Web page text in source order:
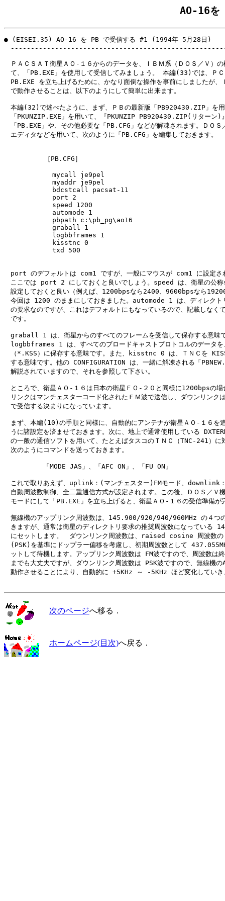
AO-16
● (EISEI.35) AO-16 を PB で受信する #1 (1994年 5月28日)
ＰＡＣＳＡＴ衛星ＡＯ-１６からのデータを、ＩＢＭ系（ＤＯＳ／Ｖ）の
て、「PB.EXE」を使用して受信してみましょう。 本編(33)では、ＰＣ
PB.EXE を立ち上げるために、かなり面倒な操作を事前にしましたが、
で動作させることは、以下のようにして簡単に出来ます。
本編(32)で述べたように、まず、ＰＢの最新版「PB920430.ZIP」を用
「PKUNZIP.EXE」を用いて、『PKUNZIP PB920430.ZIP(リターン)
「PB.EXE」や、その他必要な「PB.CFG」などが解凍されます。ＤＯＳ
エディタなどを用いて、次のように「PB.CFG」を編集しておきます。
          ［PB.CFG］
            mycall je9pel
            myaddr je9pel
            bdcstcall pacsat-11
            port 2
            speed 1200
            automode 1
            pbpath c:\pb_pg\ao16
            graball 1
            logbbframes 1
            kisstnc 0
            txd 500
port のデフォルトは com1 ですが、一般にマウスが com1 に設定さ
ここでは port 2 にしておくと良いでしょう。speed は、衛星の公称
設定しておくと良い（例えば、1200bpsなら2400、9600bpsなら
今回は 1200 のままにしておきました。automode 1 は、ディレクト
の要求なのですが、これはデフォルトにもなっているので、記載しなく
です。
graball 1 は、衛星からのすべてのフレームを受信して保存する意味
logbbframes 1 は、すべてのブロードキャストプロトコルのデータ
（*.KSS）に保存する意味です。また、kisstnc 0 は、ＴＮＣを
する意味です。他の CONFIGURATION は、一緒に解凍される「
解説されていますので、それを参照して下さい。
ところで、衛星ＡＯ-１６は日本の衛星ＦＯ-２０と同様に1200bpsの場
リンクはマンチェスターコード化されたＦＭ波で送信し、ダウンリンク
で受信する決まりになっています。
まず、本編(10)の手順と同様に、自動的にアンテナが衛星ＡＯ-１６を
うに諸設定を済ませておきます。次に、地上で通常使用している
の一般の通信ソフトを用いて、たとえばタスコのＴＮＣ（TNC-241）に
次のようにコマンドを送っておきます。
「MODE JAS」、「AFC ON」、「FU ON」
これで取りあえず、uplink：(マンチェスター)FMモード、downlink：
自動周波数制御、全二重通信方式が設定されます。この後、ＤＯＳ／Ｖ
モードにして「PB.EXE」を立ち上げると、衛星ＡＯ-１６の受信準備が
無線機のアップリンク周波数は、145.900/920/940/960MHz の４つ
きますが、通常は衛星のディレクトリ要求の推奨周波数になっている
にセットします。　ダウンリンク周波数は、raised cosine 周波数
(PSK)を基準にドップラー偏移を考慮し、初期周波数として
ットして待機します。アップリンク周波数は FM波ですので、周波数は
までも大丈夫ですが、ダウンリンク周波数は PSK波ですので、無線機の
動作させることにより、自動的に +5KHz ～ -5KHz ほど変化していき
次のページへ移る．
ホームページ(目次)へ戻る．